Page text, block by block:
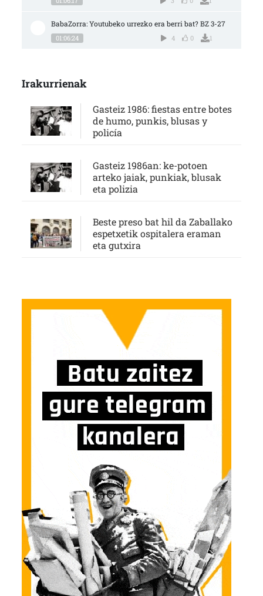
BabaZorra: Youtubeko urrezko era berri bat? BZ 3-27
01:06:24 4 0 1
Irakurrienak
Gasteiz 1986: fiestas entre botes
de humo, punkis, blusas y
policía
Gasteiz 1986an: ke-potoen
arteko jaiak, punkiak, blusak
eta polizia
Beste preso bat hil da Zaballako
espetxetik ospitalera eraman
eta gutxira